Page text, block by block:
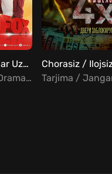
Ayol Barcha qismlar Uzbek Tilida
Serial / Tarjima / Drama / Turk